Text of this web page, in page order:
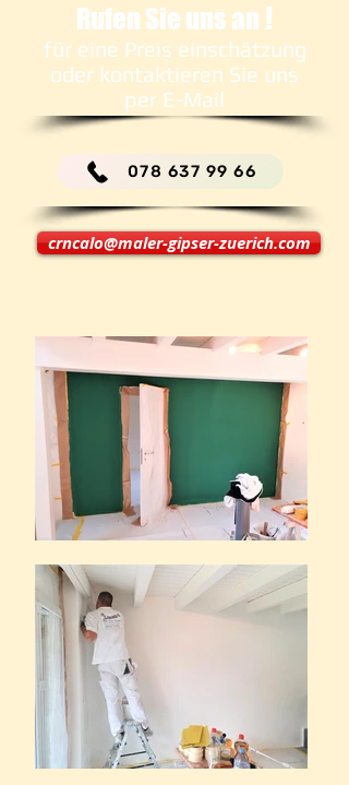
crncalo@maler-gipser-zuerich.com
Rufen Sie uns an !
für eine Preis einschätzung
oder kontaktieren Sie uns
per E-Mail
078 637 99 66